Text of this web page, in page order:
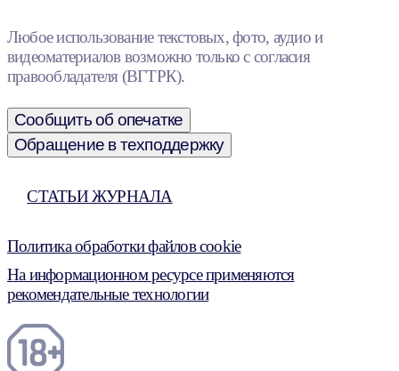
Любое использование текстовых, фото, аудио и
видеоматериалов возможно только с согласия
правообладателя (ВГТРК).
Сообщить об опечатке
Обращение в техподдержку
СТАТЬИ ЖУРНАЛА
Политика обработки файлов cookie
На информационном ресурсе применяются
рекомендательные технологии